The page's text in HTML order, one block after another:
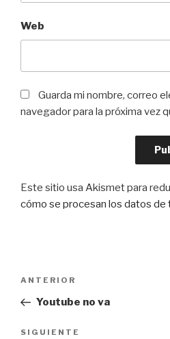
Web
Guarda mi nombre, correo
navegador para la próxima vez
Este sitio usa Akismet para
cómo se procesan los datos de
entradas
Entrada
anterior:
ANTERIOR
Youtube no va
Siguiente
SIGUIENTE